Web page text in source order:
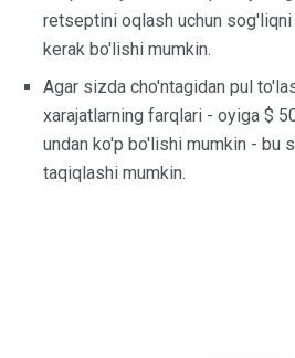
retseptini oqlash uchun
kerak bo'lishi mumkin.
Agar sizda cho'ntagidan pul
xarajatlarning farqlari - oyiga $
undan ko'p bo'lishi mumkin - bu
taqiqlashi mumkin.